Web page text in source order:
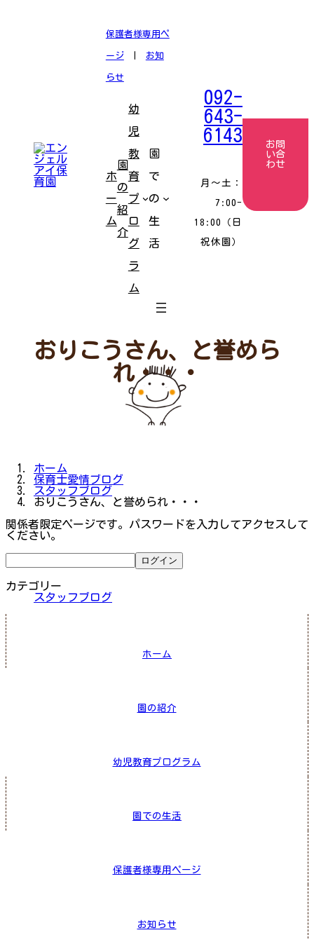
保護者様専用ペ
ージ| お知
らせ
ホ
ー
ム
園
の
紹
介
幼
児
教
育
プ
ロ
グ
ラ
ム
園
で
の
生
活
092-
643-
6143
月〜土：
7:00-
18:00（日
祝休園）
お問
い合
わせ
おりこうさん、と誉めら
れ・・・
ホーム
保育士愛情ブログ
スタッフブログ
おりこうさん、と誉められ・・・
関係者限定ページです。パスワードを入力してアクセスして
ください。
カテゴリー
スタッフブログ
ホーム
園の紹介
幼児教育プログラム
園での生活
保護者様専用ページ
お知らせ